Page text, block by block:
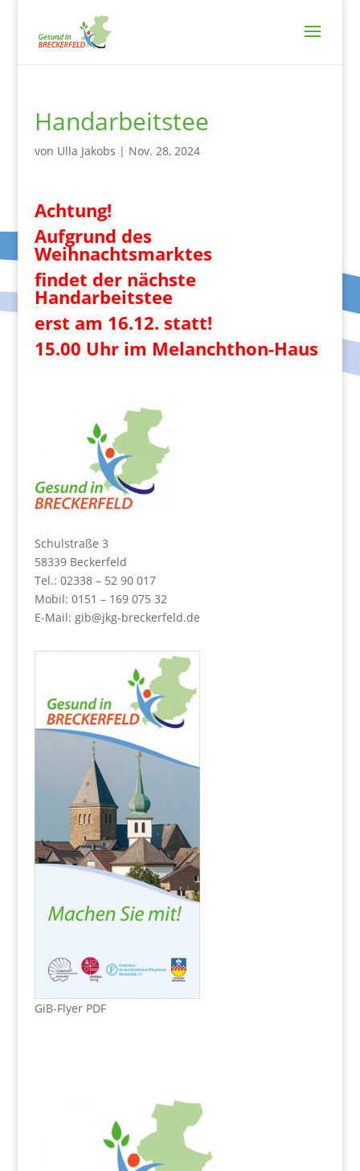
Handarbeitstee
von Ulla Jakobs | Nov. 28, 2024
Achtung!
Aufgrund des
Weihnachtsmarktes
findet der nächste
Handarbeitstee
erst am 16.12. statt!
15.00 Uhr im Melanchthon-Haus
Schulstraße 3
58339 Beckerfeld
Tel.: 02338 – 52 90 017
Mobil: 0151 – 169 075 32
E-Mail: gib@jkg-breckerfeld.de
GiB-Flyer PDF